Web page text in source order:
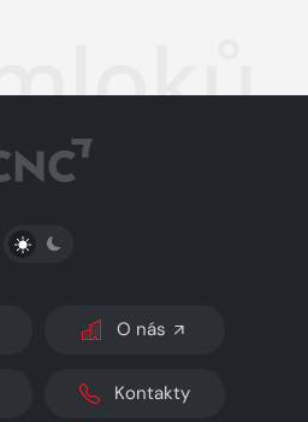
PŘEPNOUT SVĚTLÝ/TMAVÝ REŽIM
O nás
Kontakty